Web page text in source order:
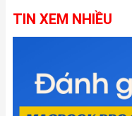
TIN XEM NHIỀU